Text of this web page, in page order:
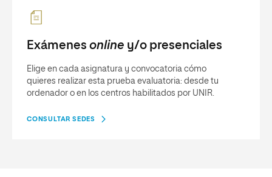
Exámenes online y/o presenciales
Elige en cada asignatura y convocatoria cómo
quieres realizar esta prueba evaluatoria: desde tu
ordenador o en los centros habilitados por UNIR.
CONSULTAR SEDES